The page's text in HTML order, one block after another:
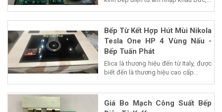
Bếp Từ Kết Hợp Hút Mùi Nikola
Tesla One HP 4 Vùng Nấu -
Bếp Tuấn Phát
Elica là thương hiệu đến từ Italy, được
biết đến là thương hiệu cao cấp...
Giá Bo Mạch Công Suất Bếp